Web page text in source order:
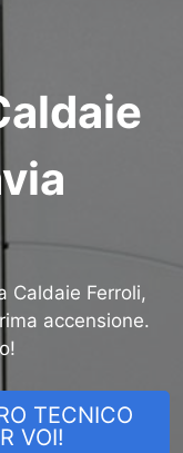
Caldaie Ferroli,
accensione.
TECNICO
VOI!